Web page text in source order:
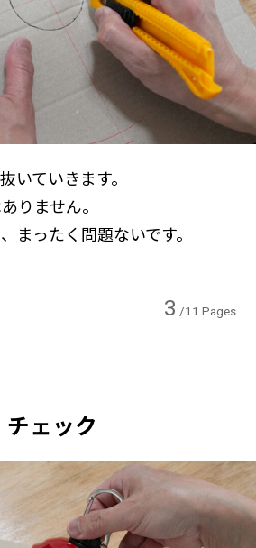
いていきます。
りません。
まったく問題ないです。
3 /11 Pages
ェック